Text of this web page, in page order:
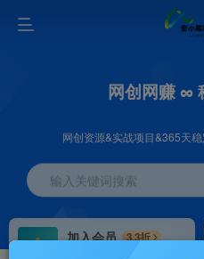
网创网赚 ∞
网创资源&实战项目&365天
输入关键词搜索
加入会员
3.3折